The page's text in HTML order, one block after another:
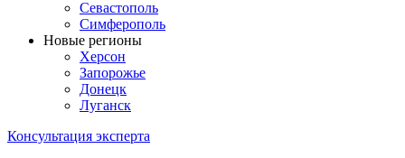
Севастополь
Симферополь
Новые регионы
Херсон
Запорожье
Донецк
Луганск
Консультация эксперта